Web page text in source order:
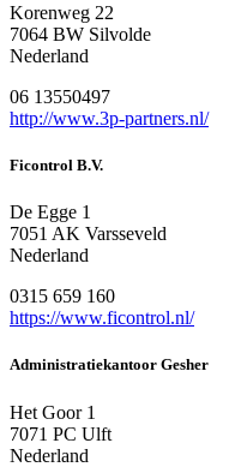
Korenweg 22
7064 BW Silvolde
Nederland
06 13550497
http://www.3p-partners.nl/
Ficontrol B.V.
De Egge 1
7051 AK Varsseveld
Nederland
0315 659 160
https://www.ficontrol.nl/
Administratiekantoor Gesher
Het Goor 1
7071 PC Ulft
Nederland